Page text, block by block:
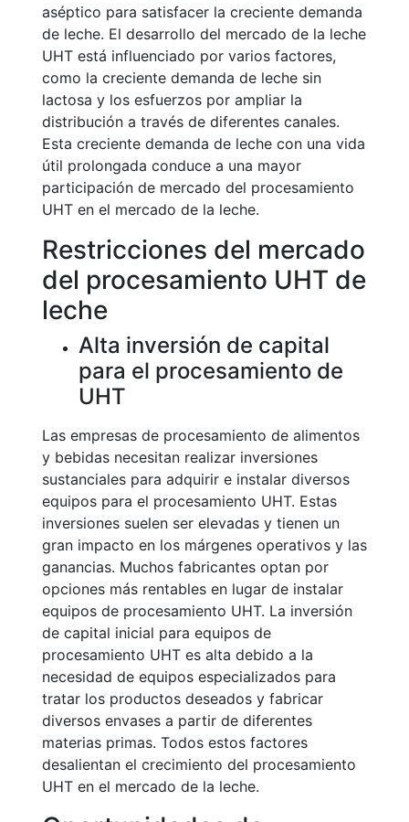
aséptico para satisfacer la creciente demanda
de leche. El desarrollo del mercado de la leche
UHT está influenciado por varios factores,
como la creciente demanda de leche sin
lactosa y los esfuerzos por ampliar la
distribución a través de diferentes canales.
Esta creciente demanda de leche con una vida
útil prolongada conduce a una mayor
participación de mercado del procesamiento
UHT en el mercado de la leche.
Restricciones del mercado
del procesamiento UHT de
leche
Alta inversión de capital
para el procesamiento de
UHT
Las empresas de procesamiento de alimentos
y bebidas necesitan realizar inversiones
sustanciales para adquirir e instalar diversos
equipos para el procesamiento UHT. Estas
inversiones suelen ser elevadas y tienen un
gran impacto en los márgenes operativos y las
ganancias. Muchos fabricantes optan por
opciones más rentables en lugar de instalar
equipos de procesamiento UHT. La inversión
de capital inicial para equipos de
procesamiento UHT es alta debido a la
necesidad de equipos especializados para
tratar los productos deseados y fabricar
diversos envases a partir de diferentes
materias primas. Todos estos factores
desalientan el crecimiento del procesamiento
UHT en el mercado de la leche.